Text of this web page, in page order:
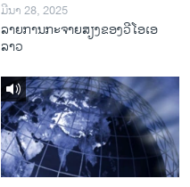
ມີນາ 28, 2025
ລາຍການກະຈາຍສຽງຂອງວີໂອເອ
ລາວ